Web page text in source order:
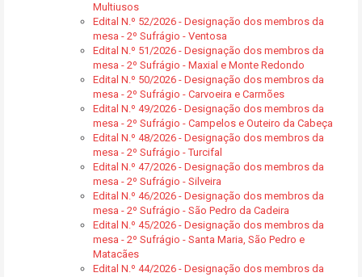
Multiusos
Edital N.º 52/2026 - Designação dos membros da
mesa - 2º Sufrágio - Ventosa
Edital N.º 51/2026 - Designação dos membros da
mesa - 2º Sufrágio - Maxial e Monte Redondo
Edital N.º 50/2026 - Designação dos membros da
mesa - 2º Sufrágio - Carvoeira e Carmões
Edital N.º 49/2026 - Designação dos membros da
mesa - 2º Sufrágio - Campelos e Outeiro da Cabeça
Edital N.º 48/2026 - Designação dos membros da
mesa - 2º Sufrágio - Turcifal
Edital N.º 47/2026 - Designação dos membros da
mesa - 2º Sufrágio - Silveira
Edital N.º 46/2026 - Designação dos membros da
mesa - 2º Sufrágio - São Pedro da Cadeira
Edital N.º 45/2026 - Designação dos membros da
mesa - 2º Sufrágio - Santa Maria, São Pedro e
Matacães
Edital N.º 44/2026 - Designação dos membros da